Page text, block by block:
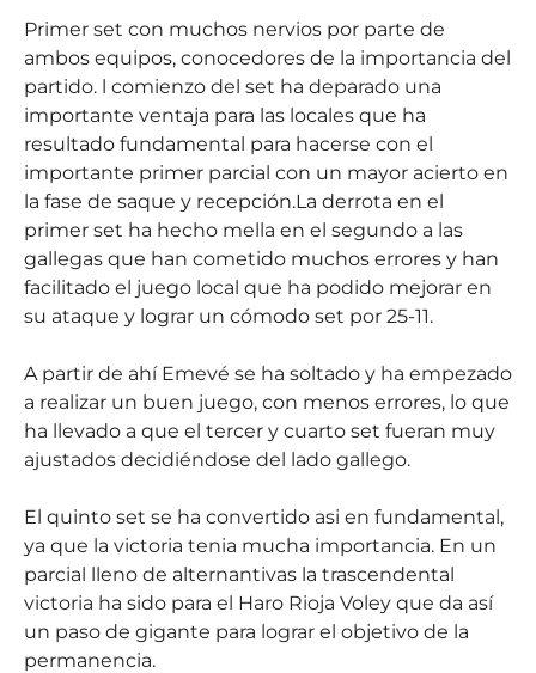
Primer set con muchos nervios por parte de
ambos equipos, conocedores de la importancia del
partido. l comienzo del set ha deparado una
importante ventaja para las locales que ha
resultado fundamental para hacerse con el
importante primer parcial con un mayor acierto en
la fase de saque y recepción.La derrota en el
primer set ha hecho mella en el segundo a las
gallegas que han cometido muchos errores y han
facilitado el juego local que ha podido mejorar en
su ataque y lograr un cómodo set por 25-11.
A partir de ahí Emevé se ha soltado y ha empezado
a realizar un buen juego, con menos errores, lo que
ha llevado a que el tercer y cuarto set fueran muy
ajustados decidiéndose del lado gallego.
El quinto set se ha convertido asi en fundamental,
ya que la victoria tenia mucha importancia. En un
parcial lleno de alternantivas la trascendental
victoria ha sido para el Haro Rioja Voley que da así
un paso de gigante para lograr el objetivo de la
permanencia.